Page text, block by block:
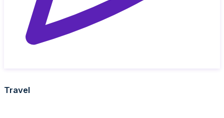
Travel